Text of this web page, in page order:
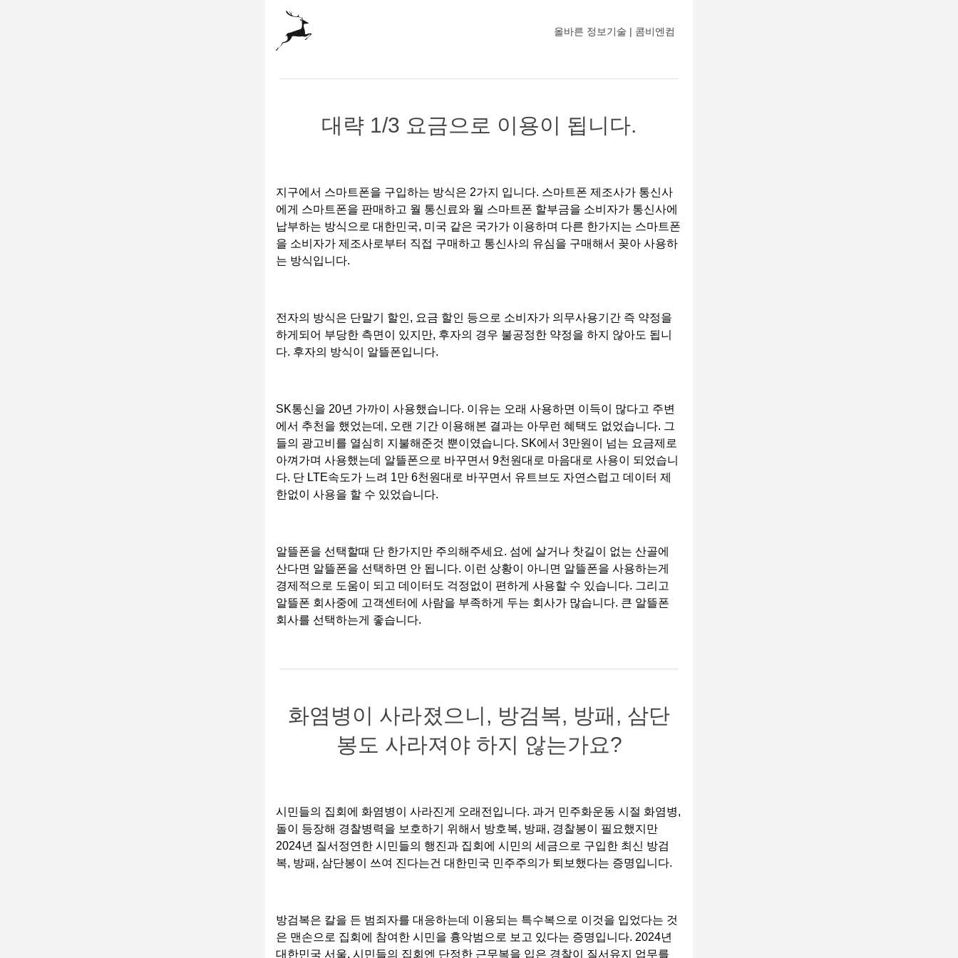
올바른 정보기술 | 콤비엔컴
대략 1/3 요금으로 이용이 됩니다.
지구에서 스마트폰을 구입하는 방식은 2가지 입니다. 스마트폰 제조사가 통신사
에게 스마트폰을 판매하고 월 통신료와 월 스마트폰 할부금을 소비자가 통신사에
납부하는 방식으로 대한민국, 미국 같은 국가가 이용하며 다른 한가지는 스마트폰
을 소비자가 제조사로부터 직접 구매하고 통신사의 유심을 구매해서 꽂아 사용하
는 방식입니다.
전자의 방식은 단말기 할인, 요금 할인 등으로 소비자가 의무사용기간 즉 약정을
하게되어 부당한 측면이 있지만, 후자의 경우 불공정한 약정을 하지 않아도 됩니
다. 후자의 방식이 알뜰폰입니다.
SK통신을 20년 가까이 사용했습니다. 이유는 오래 사용하면 이득이 많다고 주변
에서 추천을 했었는데, 오랜 기간 이용해본 결과는 아무런 혜택도 없었습니다. 그
들의 광고비를 열심히 지불해준것 뿐이였습니다. SK에서 3만원이 넘는 요금제로
아껴가며 사용했는데 알뜰폰으로 바꾸면서 9천원대로 마음대로 사용이 되었습니
다. 단 LTE속도가 느려 1만 6천원대로 바꾸면서 유트브도 자연스럽고 데이터 제
한없이 사용을 할 수 있었습니다.
알뜰폰을 선택할때 단 한가지만 주의해주세요. 섬에 살거나 찻길이 없는 산골에
산다면 알뜰폰을 선택하면 안 됩니다. 이런 상황이 아니면 알뜰폰을 사용하는게
경제적으로 도움이 되고 데이터도 걱정없이 편하게 사용할 수 있습니다. 그리고
알뜰폰 회사중에 고객센터에 사람을 부족하게 두는 회사가 많습니다. 큰 알뜰폰
회사를 선택하는게 좋습니다.
화염병이 사라졌으니, 방검복, 방패, 삼단
봉도 사라져야 하지 않는가요?
시민들의 집회에 화염병이 사라진게 오래전입니다. 과거 민주화운동 시절 화염병,
돌이 등장해 경찰병력을 보호하기 위해서 방호복, 방패, 경찰봉이 필요했지만
2024년 질서정연한 시민들의 행진과 집회에 시민의 세금으로 구입한 최신 방검
복, 방패, 삼단봉이 쓰여 진다는건 대한민국 민주주의가 퇴보했다는 증명입니다.
방검복은 칼을 든 범죄자를 대응하는데 이용되는 특수복으로 이것을 입었다는 것
은 맨손으로 집회에 참여한 시민을 흉악범으로 보고 있다는 증명입니다. 2024년
대한민국 서울, 시민들의 집회엔 단정한 근무복을 입은 경찰이 질서유지 업무를